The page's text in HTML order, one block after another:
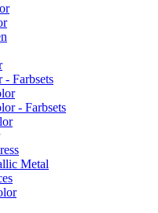
Farbsets
- Farbsets
Metal